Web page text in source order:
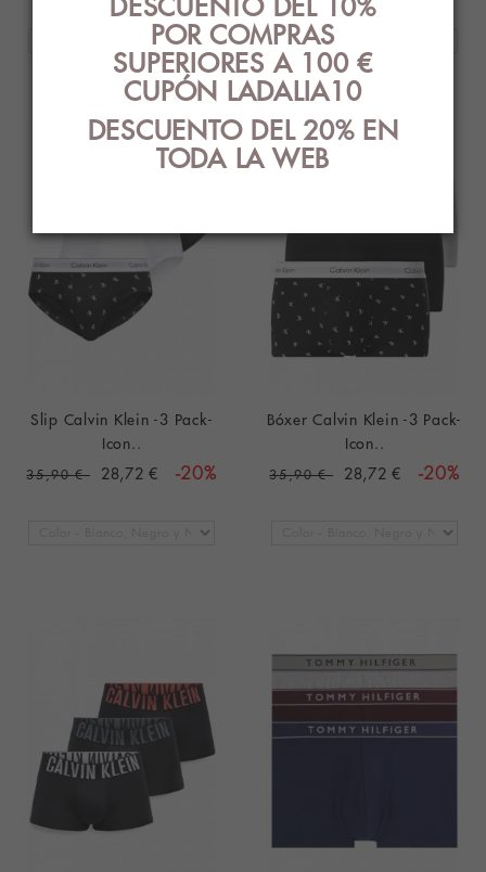
Slip Calvin Klein -3 Pack-
Icon..
35,90 € 28,72 € -20%
Bóxer Calvin Klein -3 Pack-
Icon..
35,90 € 28,72 € -20%
POR COMPRAS
SUPERIORES A 100 €
CUPÓN LADALIA10
DESCUENTO DEL 20% EN
TODA LA WEB